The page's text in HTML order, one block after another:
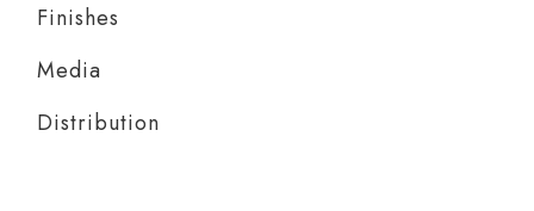
Finishes
Media
Distribution